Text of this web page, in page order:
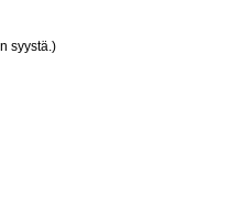
syystä.)